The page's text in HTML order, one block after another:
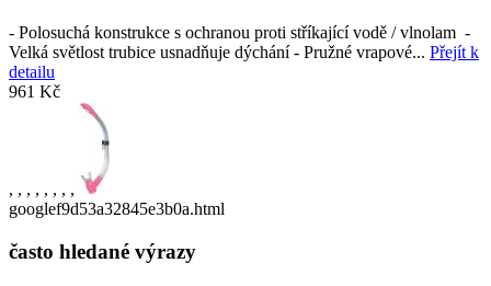
- Polosuchá konstrukce s ochranou proti stříkající vodě / vlnolam -
Velká světlost trubice usnadňuje dýchání - Pružné vrapové... Přejít k
detailu
961 Kč
, , , , , , , ,
googlef9d53a32845e3b0a.html
často hledané výrazy